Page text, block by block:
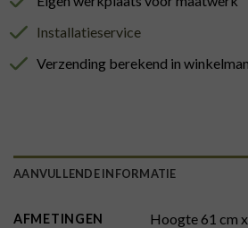
Installatieservice
Verzending berekend in
AANVULLENDE INFORMATIE
AFMETINGEN Hoogte 61 cm